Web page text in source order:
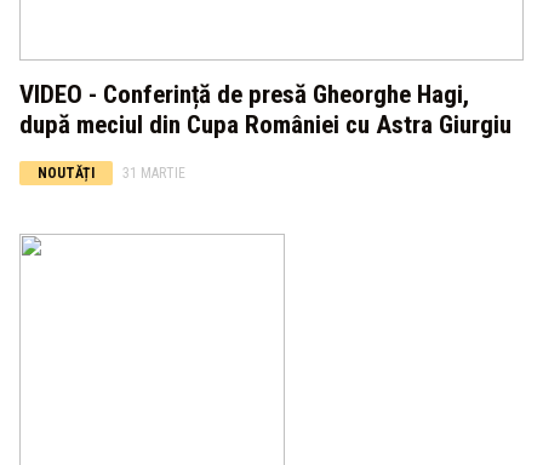
VIDEO - Conferință de presă Gheorghe Hagi,
după meciul din Cupa României cu Astra Giurgiu
NOUTĂȚI 31 MARTIE